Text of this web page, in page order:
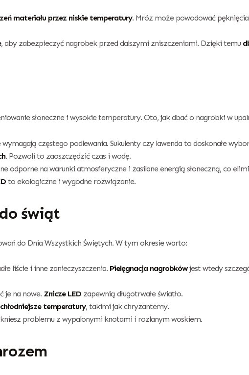
materiału przez niskie temperatury. Mróz może powodować
, aby zabezpieczyć nagrobek przed dalszymi zniszczeniami. Dzięki temu
słoneczne i wysokie temperatury. Oto, jak dbać o nagrobki w
częstego podlewania. Sukulenty czy lawenda to doskonałe
. Pozwoli to zaoszczędzić czas i wodę.
odporne na warunki atmosferyczne i zasilane energią słoneczną, co
to ekologiczne i wygodne rozwiązanie.
świąt
do Dnia Wszystkich Świętych. W tym okresie warto:
liście i inne zanieczyszczenia. Pielęgnacja nagrobkówjest wtedy
je na nowe. Znicze LED zapewnią długotrwałe światło.
temperatury, takimi jak chryzantemy.
problemu z wypalonymi knotami i rozlanym woskiem.